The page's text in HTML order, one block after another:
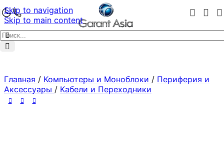
Skip to navigation
Skip to main content
Главная / Компьютеры и Моноблоки / Периферия и
Аксессуары / Кабели и Переходники